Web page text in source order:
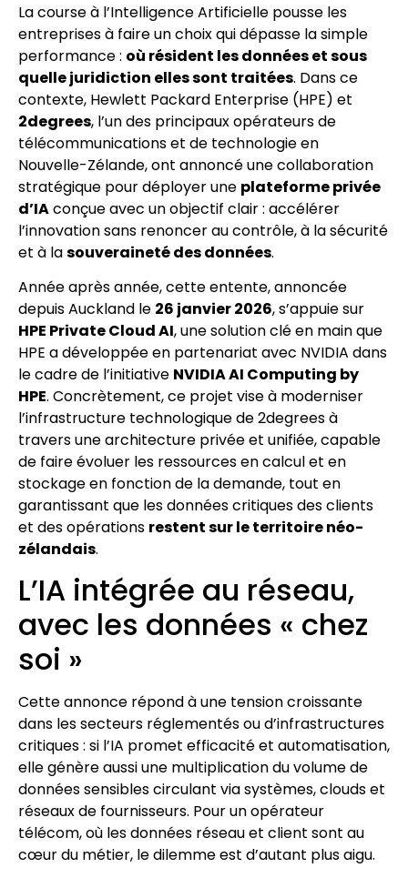
La course à l’Intelligence Artificielle pousse les
entreprises à faire un choix qui dépasse la simple
performance : où résident les données et sous
quelle juridiction elles sont traitées. Dans ce
contexte, Hewlett Packard Enterprise (HPE) et
2degrees, l’un des principaux opérateurs de
télécommunications et de technologie en
Nouvelle-Zélande, ont annoncé une collaboration
stratégique pour déployer une plateforme privée
d’IAconçue avec un objectif clair : accélérer
l’innovation sans renoncer au contrôle, à la sécurité
et à lasouveraineté des données.
Année après année, cette entente, annoncée
depuis Auckland le 26 janvier 2026, s’appuie sur
HPE Private Cloud AI, une solution clé en main que
HPE a développée en partenariat avec NVIDIA dans
le cadre de l’initiative NVIDIA AI Computing by
HPE. Concrètement, ce projet vise à moderniser
l’infrastructure technologique de 2degrees à
travers une architecture privée et unifiée, capable
de faire évoluer les ressources en calcul et en
stockage en fonction de la demande, tout en
garantissant que les données critiques des clients
et des opérations restent sur le territoire néo-
zélandais.
L’IA intégrée au réseau,
avec les données « chez
soi »
Cette annonce répond à une tension croissante
dans les secteurs réglementés ou d’infrastructures
critiques : si l’IA promet efficacité et automatisation,
elle génère aussi une multiplication du volume de
données sensibles circulant via systèmes, clouds et
réseaux de fournisseurs. Pour un opérateur
télécom, où les données réseau et client sont au
cœur du métier, le dilemme est d’autant plus aigu.